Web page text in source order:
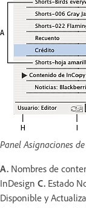
Panel Asignaciones
A. Nombres de
InDesign C. Estado
Disponible y